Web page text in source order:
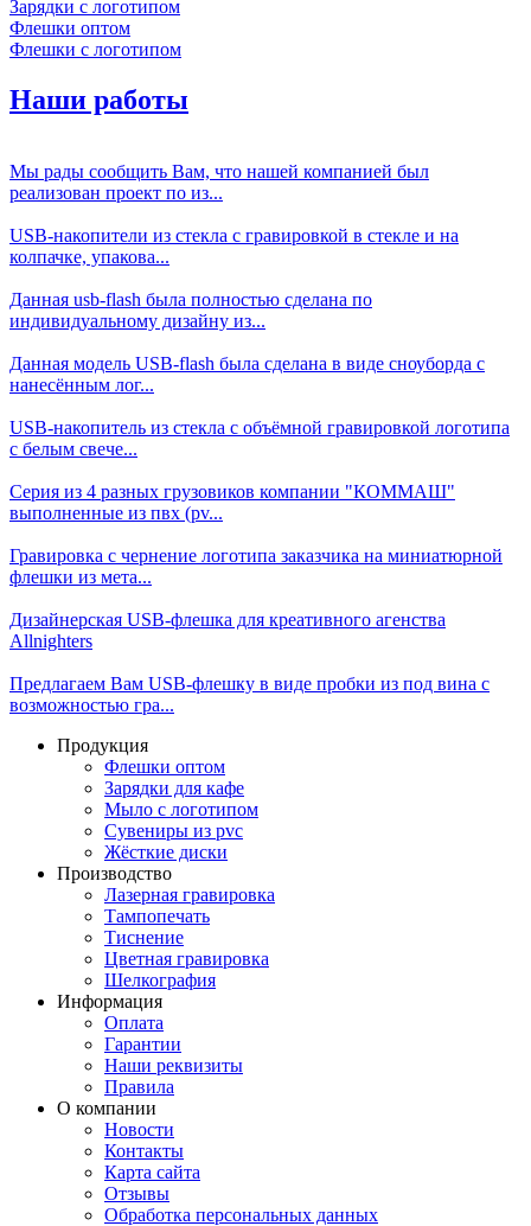
Зарядки с логотипом
Флешки оптом
Флешки с логотипом
Наши работы
Мы рады сообщить Вам, что нашей компанией был
реализован проект по из...
USB-накопители из стекла с гравировкой в стекле и на
колпачке, упакова...
Данная usb-flash была полностью сделана по
индивидуальному дизайну из...
Данная модель USB-flash была сделана в виде сноуборда с
нанесённым лог...
USB-накопитель из стекла с объёмной гравировкой логотипа
с белым свече...
Серия из 4 разных грузовиков компании "КОММАШ"
выполненные из пвх (pv...
Гравировка с чернение логотипа заказчика на миниатюрной
флешки из мета...
Дизайнерская USB-флешка для креативного агенства
Allnighters
Предлагаем Вам USB-флешку в виде пробки из под вина с
возможностью гра...
Продукция
Флешки оптом
Зарядки для кафе
Мыло с логотипом
Сувениры из pvc
Жёсткие диски
Производство
Лазерная гравировка
Тампопечать
Тиснение
Цветная гравировка
Шелкография
Информация
Оплата
Гарантии
Наши реквизиты
Правила
О компании
Новости
Контакты
Карта сайта
Отзывы
Обработка персональных данных